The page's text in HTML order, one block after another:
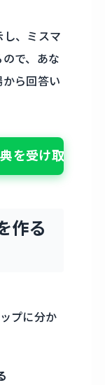
し、ミスマ
で、あな
ら回答い
を受け取る
作る
プに分か